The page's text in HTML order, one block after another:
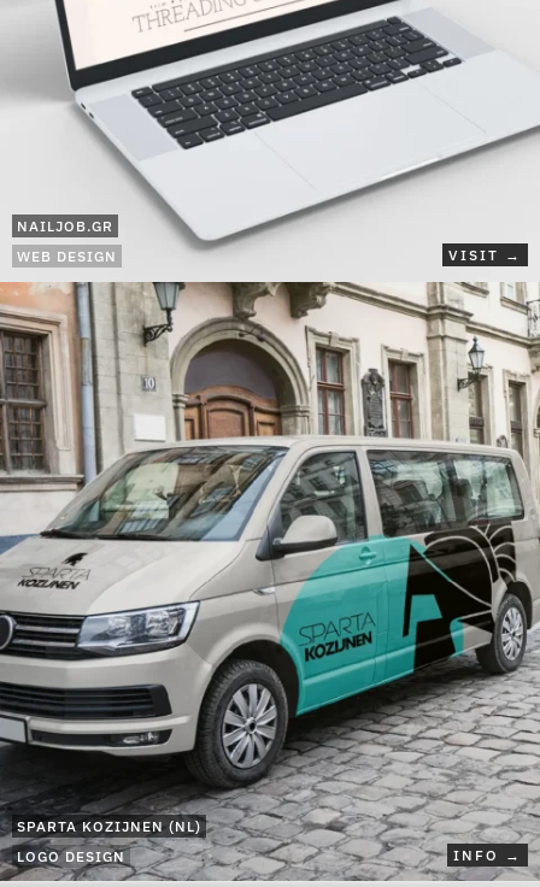
NAILJOB.GR
VISIT →
WEB DESIGN
SPARTA KOZIJNEN (NL)
INFO →
LOGO DESIGN